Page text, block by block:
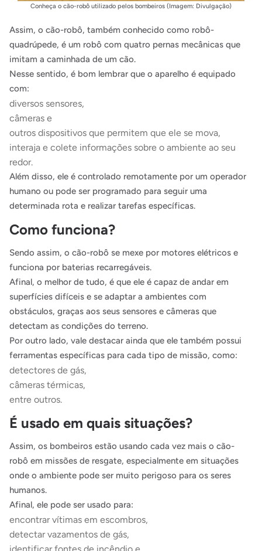
Conheça o cão-robô utilizado pelos bombeiros (Imagem: Divulgação)
Assim, o cão-robô, também conhecido como robô-
quadrúpede, é um robô com quatro pernas mecânicas que
imitam a caminhada de um cão.
Nesse sentido, é bom lembrar que o aparelho é equipado
com:
diversos sensores,
câmeras e
outros dispositivos que permitem que ele se mova,
interaja e colete informações sobre o ambiente ao seu
redor.
Além disso, ele é controlado remotamente por um operador
humano ou pode ser programado para seguir uma
determinada rota e realizar tarefas específicas.
Como funciona?
Sendo assim, o cão-robô se mexe por motores elétricos e
funciona por baterias recarregáveis.
Afinal, o melhor de tudo, é que ele é capaz de andar em
superfícies difíceis e se adaptar a ambientes com
obstáculos, graças aos seus sensores e câmeras que
detectam as condições do terreno.
Por outro lado, vale destacar ainda que ele também possui
ferramentas específicas para cada tipo de missão, como:
detectores de gás,
câmeras térmicas,
entre outros.
É usado em quais situações?
Assim, os bombeiros estão usando cada vez mais o cão-
robô em missões de resgate, especialmente em situações
onde o ambiente pode ser muito perigoso para os seres
humanos.
Afinal, ele pode ser usado para:
encontrar vítimas em escombros,
detectar vazamentos de gás,